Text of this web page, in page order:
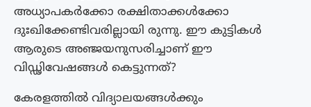
അധ്യാപകർക്കോ രക്ഷിതാക്കൾക്കോ
ദുഃഖിക്കേണ്ടിവരില്ലായി രുന്നു. ഈ കുട്ടികൾ
ആരുടെ അഞ്ജയനുസരിച്ചാണ് ഈ
വിഡ്ഢിവേഷങ്ങൾ കെട്ടുന്നത്?
കേരളത്തിൽ വിദ്യാലയങ്ങൾക്കും